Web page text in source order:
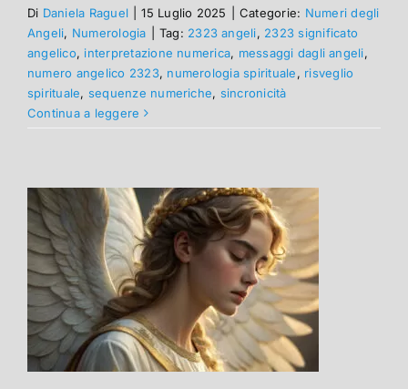
Di Daniela Raguel 15 Luglio 2025 Categorie: Numeri degli
Angeli, Numerologia Tag: 2323 angeli, 2323 significato
angelico, interpretazione numerica, messaggi dagli angeli,
numero angelico 2323, numerologia spirituale, risveglio
spirituale, sequenze numeriche, sincronicità
Continua a leggere